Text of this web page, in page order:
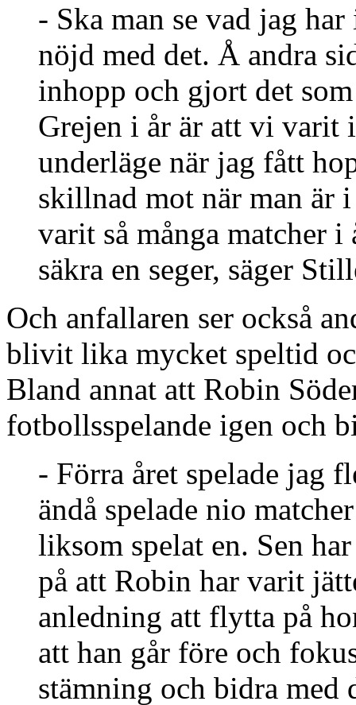
- Ska man se vad jag
nöjd med det. Å andra
inhopp och gjort det
Grejen i år är att vi varit
underläge när jag fått
skillnad mot när man är
varit så många matcher
säkra en seger, säger
Och anfallaren ser också
blivit lika mycket speltid
Bland annat att Robin
fotbollsspelande igen och
- Förra året spelade jag
ändå spelade nio
liksom spelat en. Sen
på att Robin har varit
anledning att flytta på
att han går före och
stämning och bidra med